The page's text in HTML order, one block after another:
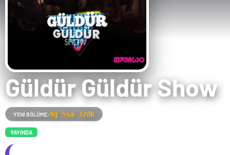
Güldür Güldür Show
YENI BÖLÜME:4g 5sa 32dk
YAYINDA